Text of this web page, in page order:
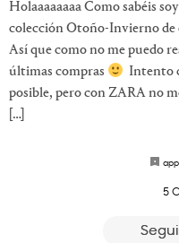
Holaaaaaaaa Como sabéis
colección Otoño-Invierno de
Así que como no me puedo
últimas compras
Intento
posible, pero con ZARA no
[…]
5